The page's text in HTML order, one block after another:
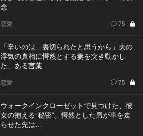
念
恋愛 75
「辛いのは、裏切られたと思うから」夫の
浮気の真相に愕然とする妻を突き動かし
た、ある言葉
恋愛 75
ウォークインクローゼットで見つけた、彼
女の抱える“秘密”。愕然とした男が車を走
らせた先は…